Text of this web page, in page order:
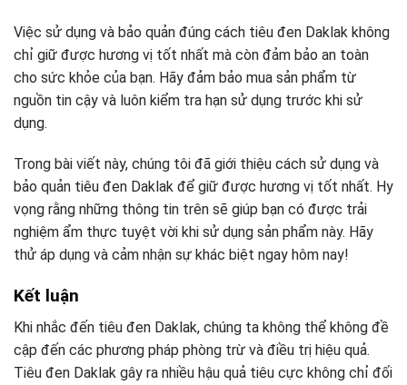
Việc sử dụng và bảo quản đúng cách tiêu đen Daklak không
chỉ giữ được hương vị tốt nhất mà còn đảm bảo an toàn
cho sức khỏe của bạn. Hãy đảm bảo mua sản phẩm từ
nguồn tin cậy và luôn kiểm tra hạn sử dụng trước khi sử
dụng.
Trong bài viết này, chúng tôi đã giới thiệu cách sử dụng và
bảo quản tiêu đen Daklak để giữ được hương vị tốt nhất. Hy
vọng rằng những thông tin trên sẽ giúp bạn có được trải
nghiệm ẩm thực tuyệt vời khi sử dụng sản phẩm này. Hãy
thử áp dụng và cảm nhận sự khác biệt ngay hôm nay!
Kết luận
Khi nhắc đến tiêu đen Daklak, chúng ta không thể không đề
cập đến các phương pháp phòng trừ và điều trị hiệu quả.
Tiêu đen Daklak gây ra nhiều hậu quả tiêu cực không chỉ đối